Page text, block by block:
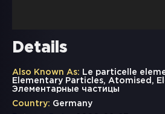
Details
Also Known As: Le particelle
Elementary Particles, Atomised,
Элементарные частицы
Country: Germany